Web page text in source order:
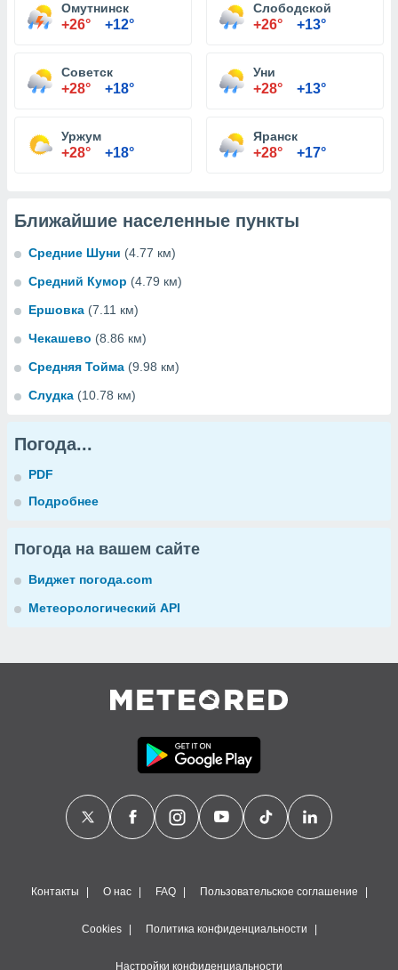
Омутнинск
+26° +12°
Слободской
+26° +13°
Советск
+28° +18°
Уни
+28° +13°
Уржум
+28° +18°
Яранск
+28° +17°
Ближайшие населенные пункты
Средние Шуни (4.77 км)
Средний Кумор (4.79 км)
Ершовка (7.11 км)
Чекашево (8.86 км)
Средняя Тойма (9.98 км)
Слудка (10.78 км)
Погода...
PDF
Подробнее
Погода на вашем сайте
Виджет погода.com
Метеорологический API
Контакты О нас FAQ Пользовательское соглашение
Cookies Политика конфиденциальности
Настройки конфиденциальности